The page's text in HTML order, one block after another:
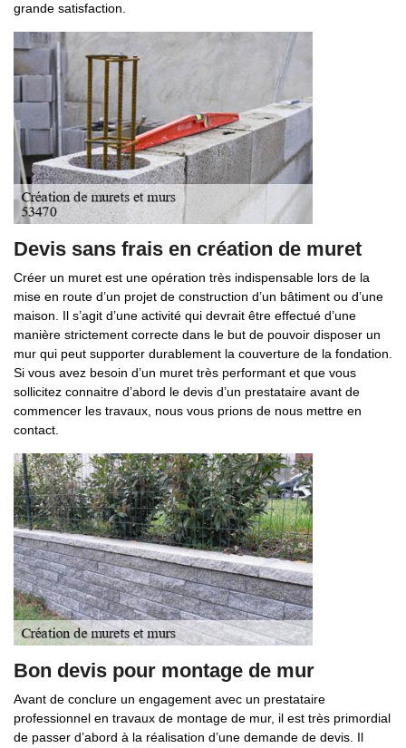
grande satisfaction.
Devis sans frais en création de muret
Créer un muret est une opération très indispensable lors de la
mise en route d’un projet de construction d’un bâtiment ou d’une
maison. Il s’agit d’une activité qui devrait être effectué d’une
manière strictement correcte dans le but de pouvoir disposer un
mur qui peut supporter durablement la couverture de la fondation.
Si vous avez besoin d’un muret très performant et que vous
sollicitez connaitre d’abord le devis d’un prestataire avant de
commencer les travaux, nous vous prions de nous mettre en
contact.
Bon devis pour montage de mur
Avant de conclure un engagement avec un prestataire
professionnel en travaux de montage de mur, il est très primordial
de passer d’abord à la réalisation d’une demande de devis. Il